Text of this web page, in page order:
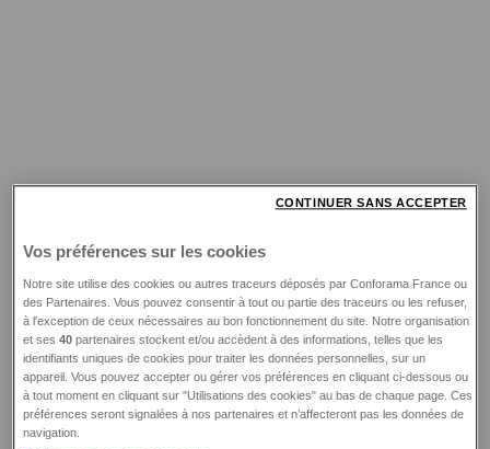
CONTINUER SANS ACCEPTER
Vos préférences sur les cookies
Notre site utilise des cookies ou autres traceurs déposés par Conforama France ou
des Partenaires. Vous pouvez consentir à tout ou partie des traceurs ou les refuser,
à l'exception de ceux nécessaires au bon fonctionnement du site. Notre organisation
et ses40 partenaires stockent et/ou accèdent à des informations, telles que les
identifiants uniques de cookies pour traiter les données personnelles, sur un
appareil. Vous pouvez accepter ou gérer vos préférences en cliquant ci-dessous ou
à tout moment en cliquant sur "Utilisations des cookies" au bas de chaque page. Ces
préférences seront signalées à nos partenaires et n’affecteront pas les données de
navigation.